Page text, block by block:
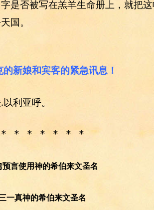
是否被写在羔羊生命册上，就把
国。
新娘和宾客的紧急讯息！
利亚呼。
＊ ＊ ＊ ＊ ＊ ＊ ＊
预言使用神的希伯来文圣名
一真神的希伯来文圣名